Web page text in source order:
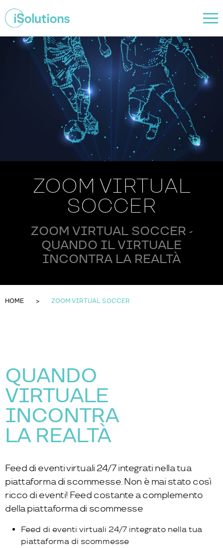
ZOOM VIRTUAL
SOCCER
ZOOM VIRTUAL SOCCER -
QUANDO IL VIRTUALE
INCONTRA LA REALTÀ
HOME ZOOM VIRTUAL SOCCER
QUANDO
VIRTUALE
INCONTRA
LA REALTÀ
Feed di eventi virtuali 24/7 integrati nella tua
piattaforma di scommesse. Non è mai stato così
ricco di eventi! Feed costante a complemento
della piattaforma di scommesse
Feed di eventi virtuali 24/7 integrato nella tua
piattaforma di scommesse